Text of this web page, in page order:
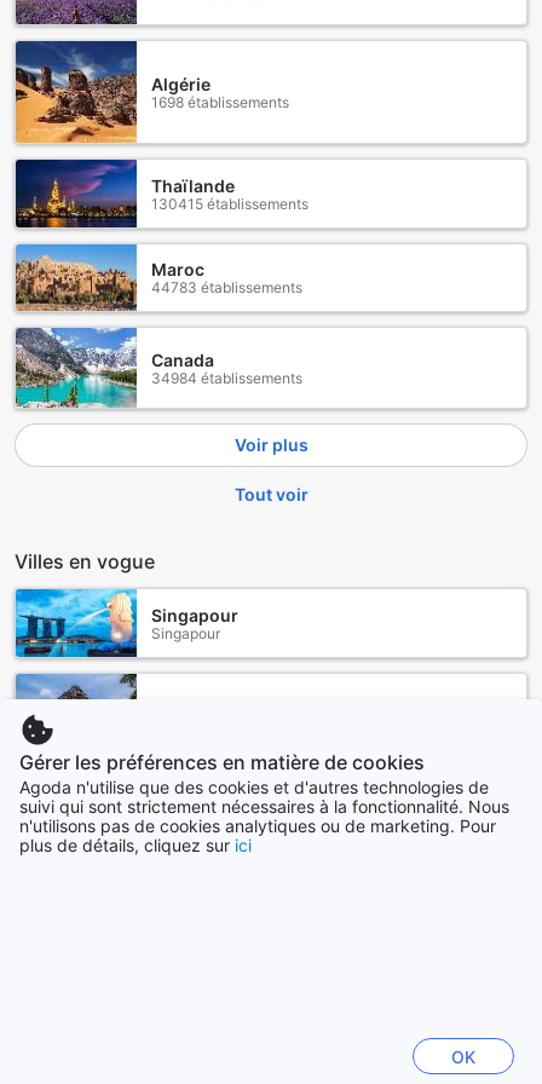
Algérie
1698 établissements
Thaïlande
130415 établissements
Maroc
44783 établissements
Canada
34984 établissements
Voir plus
Tout voir
Villes en vogue
Singapour
Singapour
Séoul
Corée du Sud
Gérer les préférences en matière de cookies
Agoda n'utilise que des cookies et d'autres technologies de
suivi qui sont strictement nécessaires à la fonctionnalité. Nous
n'utilisons pas de cookies analytiques ou de marketing. Pour
plus de détails, cliquez sur ici
OK